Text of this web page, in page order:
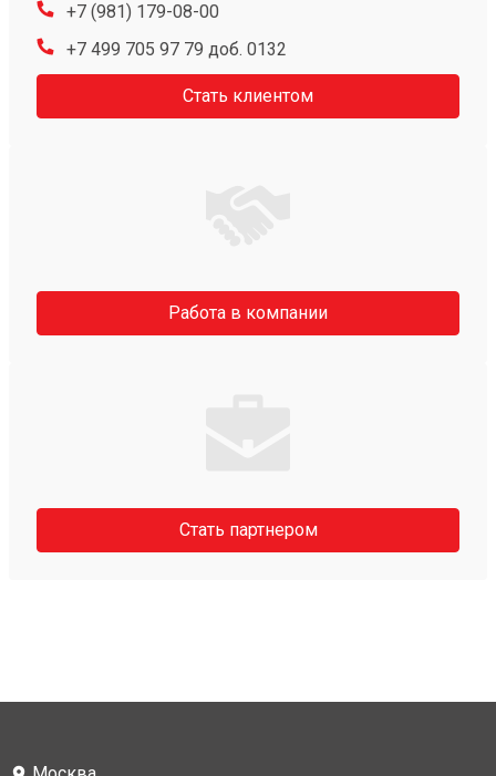
+7 (981) 179-08-00
+7 499 705 97 79 доб. 0132
Стать клиентом
Работа в компании
Стать партнером